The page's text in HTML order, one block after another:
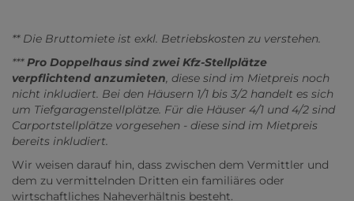
** Die Bruttomiete ist exkl. Betriebskosten zu verstehen.
***Pro Doppelhaus sind zwei Kfz-Stellplätze
verpflichtend anzumieten, diese sind im Mietpreis noch
nicht inkludiert. Bei den Häusern 1/1 bis 3/2 handelt es sich
um Tiefgaragenstellplätze. Für die Häuser 4/1 und 4/2 sind
Carportstellplätze vorgesehen - diese sind im Mietpreis
bereits inkludiert.
Wir weisen darauf hin, dass zwischen dem Vermittler und
dem zu vermittelnden Dritten ein familiäres oder
wirtschaftliches Naheverhältnis besteht.